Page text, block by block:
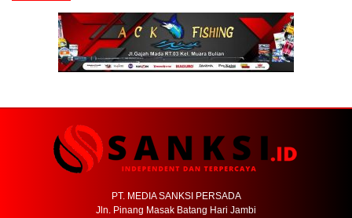
PT. MEDIA SANKSI PERSADA
Jln. Pinang Masak Batang Hari Jambi